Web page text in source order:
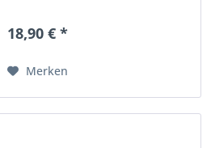
18,90 € *
Merken